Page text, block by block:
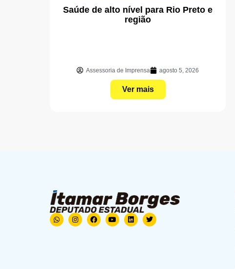
Saúde de alto nível para Rio Preto e
região
Assessoria de Imprensa agosto 5, 2026
Ver mais